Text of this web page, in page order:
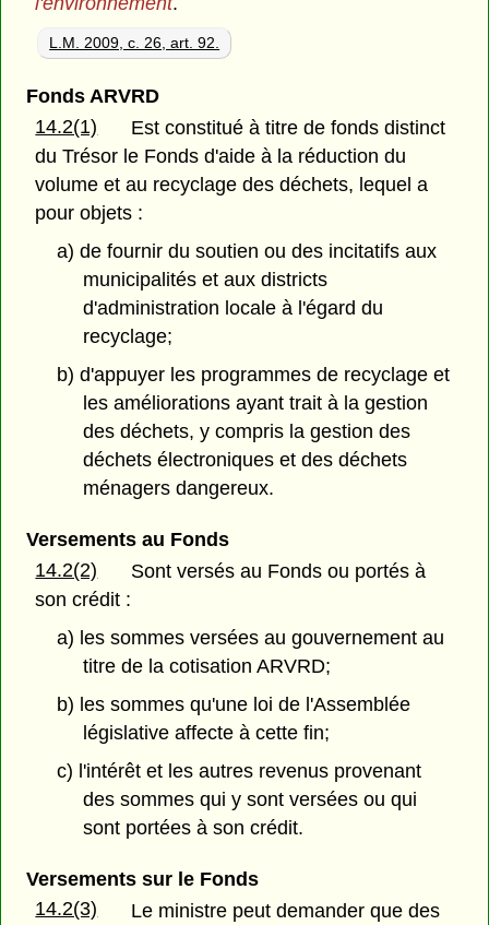
L.M. 2009, c. 26, art. 92.
Fonds ARVRD
14.2(1)
Est constitué à titre de fonds distinct
du Trésor le Fonds d'aide à la réduction du
volume et au recyclage des déchets, lequel a
pour objets :
a) de fournir du soutien ou des incitatifs aux
municipalités et aux districts
d'administration locale à l'égard du
recyclage;
b) d'appuyer les programmes de recyclage et
les améliorations ayant trait à la gestion
des déchets, y compris la gestion des
déchets électroniques et des déchets
ménagers dangereux.
Versements au Fonds
14.2(2)
Sont versés au Fonds ou portés à
son crédit :
a) les sommes versées au gouvernement au
titre de la cotisation ARVRD;
b) les sommes qu'une loi de l'Assemblée
législative affecte à cette fin;
c) l'intérêt et les autres revenus provenant
des sommes qui y sont versées ou qui
sont portées à son crédit.
Versements sur le Fonds
14.2(3)
Le ministre peut demander que des